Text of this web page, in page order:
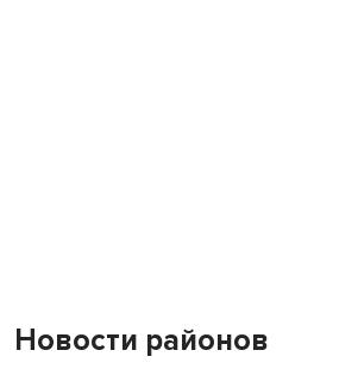
Новости районов